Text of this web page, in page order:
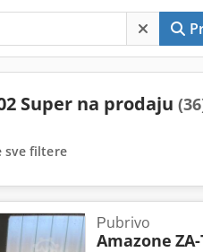
Super na prodaju
sve filtere
Рubrivo
Amazone